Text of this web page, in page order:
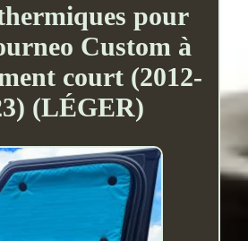
pour
Custom à
court (2012-
(LÉGER)